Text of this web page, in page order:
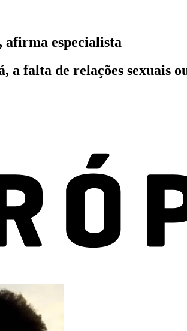
afirma especialista
a falta de relações sexuais